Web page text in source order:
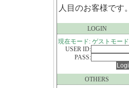
人目のお客様です。
LOGIN
現在モード: ゲストモード
USER ID:
PASS:
OTHERS